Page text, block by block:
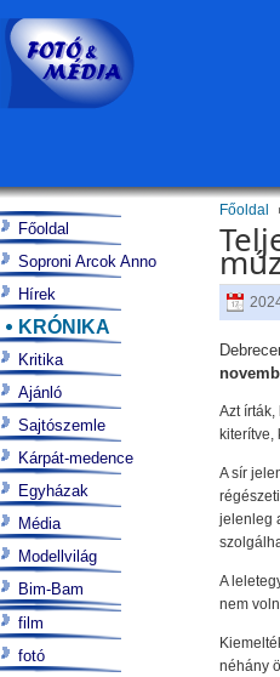
Főoldal
Azt
A sír
jelenleg
A
nem
néhány
Főoldal
Soproni Arcok Anno
Hírek
KRÓNIKA
Kritika
Ajánló
Sajtószemle
Kárpát-medence
Egyházak
Média
Modellvilág
Bim-Bam
film
fotó